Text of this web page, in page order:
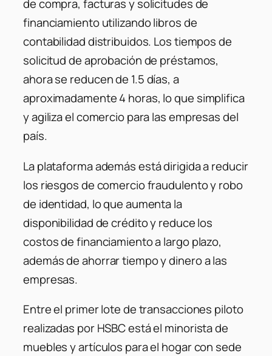
de compra, facturas y solicitudes de
financiamiento utilizando libros de
contabilidad distribuidos. Los tiempos de
solicitud de aprobación de préstamos,
ahora se reducen de 1.5 días, a
aproximadamente 4 horas, lo que simplifica
y agiliza el comercio para las empresas del
país.
La plataforma además está dirigida a reducir
los riesgos de comercio fraudulento y robo
de identidad, lo que aumenta la
disponibilidad de crédito y reduce los
costos de financiamiento a largo plazo,
además de ahorrar tiempo y dinero a las
empresas.
Entre el primer lote de transacciones piloto
realizadas por HSBC está el minorista de
muebles y artículos para el hogar con sede